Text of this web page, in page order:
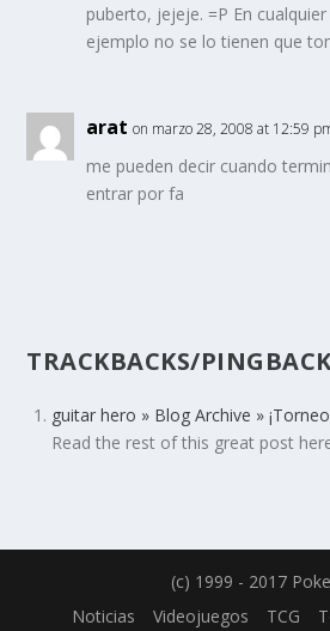
puberto, jejeje. =P En
ejemplo no se lo tienen que
arat on marzo 28, 2008 at 12:59
me pueden decir cuando
entrar por fa
TRACKBACKS/
guitar hero » Blog Archive »
Read the rest of this great post
(c) 1999 - 2017
Noticias
Videojuegos TCG